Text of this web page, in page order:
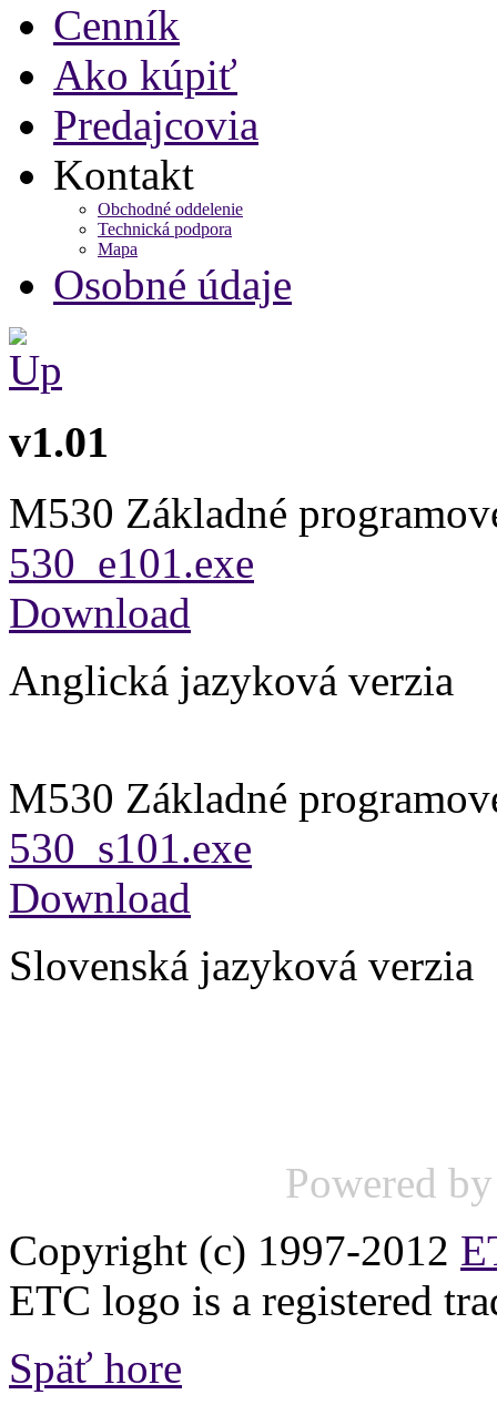
Cenník
Ako kúpiť
Predajcovia
Kontakt
Obchodné oddelenie
Technická podpora
Mapa
Osobné údaje
v1.01
M530 Základné
530_e101.exe
Download
Anglická jazyková verzia
M530 Základné
530_s101.exe
Download
Slovenská jazyková verzia
Powered
Copyright (c) 1997-2012
ETC logo is a registered
Späť hore